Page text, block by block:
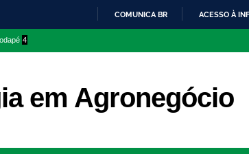
O
COMUNICA BR ACESSO À
4
em Agronegócio